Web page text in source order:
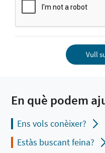
Vull
En què podem
Ens vols conèixer?
Estàs buscant feina?